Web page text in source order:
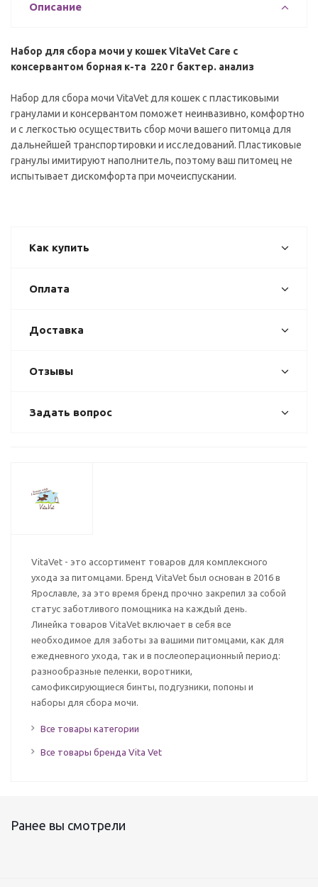
Описание
Набор для сбора мочи у кошек VitaVet Care с
консервантом борная к-та 220 г бактер. анализ
Набор для сбора мочи VitaVet для кошек с пластиковыми
гранулами и консервантом поможет неинвазивно, комфортно
и с легкостью осуществить сбор мочи вашего питомца для
дальнейшей транспортировки и исследований. Пластиковые
гранулы имитируют наполнитель, поэтому ваш питомец не
испытывает дискомфорта при мочеиспускании.
Как купить
Оплата
Доставка
Отзывы
Задать вопрос
VitaVet - это ассортимент товаров для комплексного
ухода за питомцами. Бренд VitaVet был основан в 2016 в
Ярославле, за это время бренд прочно закрепил за собой
статус заботливого помощника на каждый день.
Линейка товаров VitaVet включает в себя все
необходимое для заботы за вашими питомцами, как для
ежедневного ухода, так и в послеоперационный период:
разнообразные пеленки, воротники,
самофиксирующиеся бинты, подгузники, попоны и
наборы для сбора мочи.
Все товары категории
Все товары бренда Vita Vet
Ранее вы смотрели